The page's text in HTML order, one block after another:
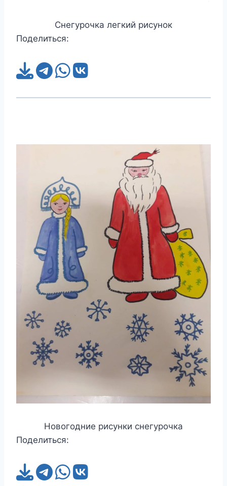
Снегурочка легкий рисунок
Поделиться:
Новогодние рисунки снегурочка
Поделиться: